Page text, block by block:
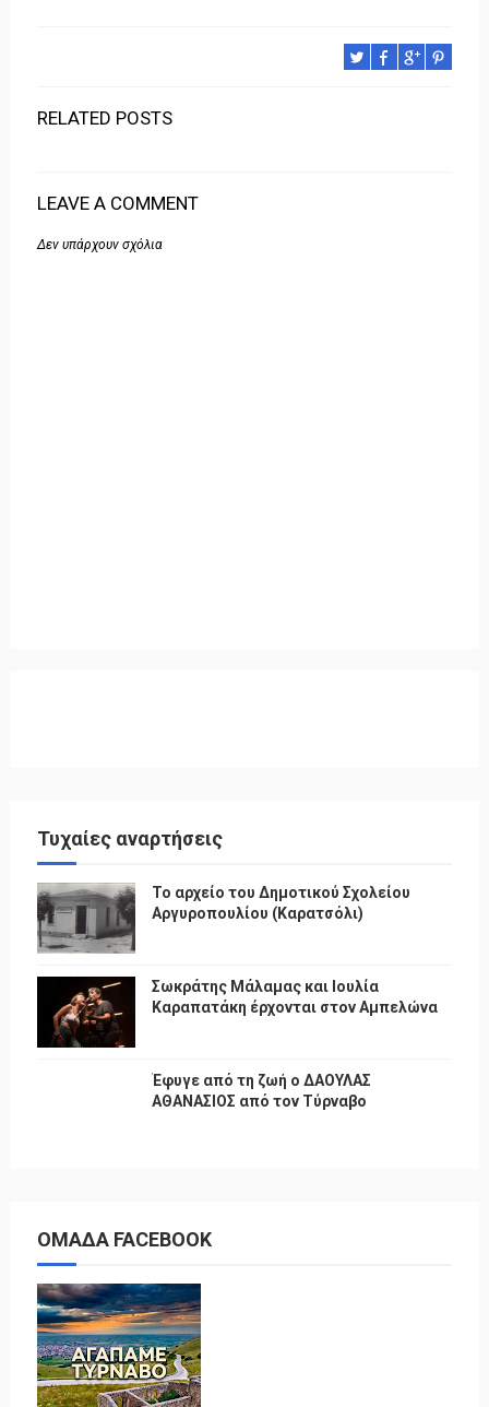
RELATED POSTS
LEAVE A COMMENT
Δεν υπάρχουν σχόλια
Τυχαίες αναρτήσεις
Το αρχείο του Δημοτικού Σχολείου
Αργυροπουλίου (Καρατσόλι)
Σωκράτης Μάλαμας και Ιουλία
Καραπατάκη έρχονται στον Αμπελώνα
Έφυγε από τη ζωή ο ΔΑΟΥΛΑΣ
ΑΘΑΝΑΣΙΟΣ από τον Τύρναβο
ΟΜΑΔΑ FACEBOOK